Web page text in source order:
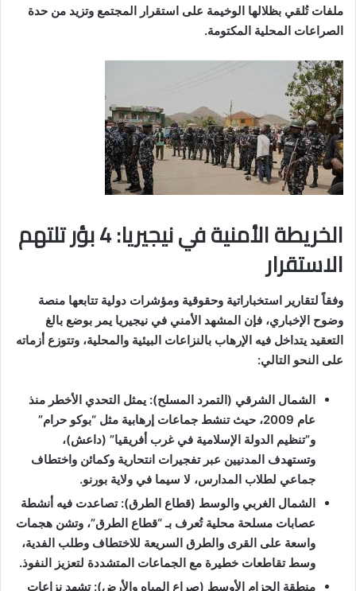
ملفات تُلقي بظلالها الوخيمة على استقرار المجتمع وتزيد من حدة
الصراعات المحلية المكتومة.
الخريطة الأمنية في نيجيريا: 4 بؤر تلتهم
الاستقرار
وفقاً لتقارير استخباراتية وحقوقية ومؤشرات دولية تتابعها منصة
وضوح الإخباري، فإن المشهد الأمني في نيجيريا يمر بوضع بالغ
التعقيد يتداخل فيه الإرهاب بالنزاعات البيئية والمحلية، وتتوزع أزماته
على النحو التالي:
الشمال الشرقي (التمرد المسلح): يمثل التحدي الأخطر منذ
عام 2009، حيث تنشط جماعات إرهابية مثل “بوكو حرام”
و”تنظيم الدولة الإسلامية في غرب أفريقيا” (داعش)،
وتستهدف المدنيين عبر تفجيرات انتحارية وكمائن واختطاف
جماعي لطلاب المدارس، لا سيما في ولاية بورنو.
الشمال الغربي والوسط (قطاع الطرق): تصاعدت فيه أنشطة
عصابات مسلحة محلية تُعرف بـ “قطاع الطرق”، وتشن هجمات
واسعة على القرى والطرق السريعة للاختطاف وطلب الفدية،
وسط تقاطعات خطيرة مع الجماعات المتشددة لتعزيز النفوذ.
منطقة الحزام الأوسط (صراع المياه والأرض): تشهد نزاعات